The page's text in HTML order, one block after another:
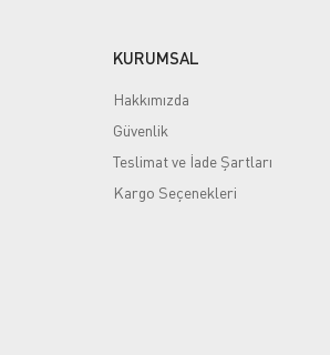
KURUMSAL
Hakkımızda
Güvenlik
Teslimat ve İade Şartları
Kargo Seçenekleri